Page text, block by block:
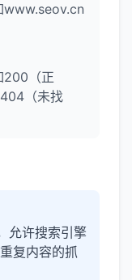
www.seov.cn
200（正
（未找
允许搜索引擎
复内容的抓